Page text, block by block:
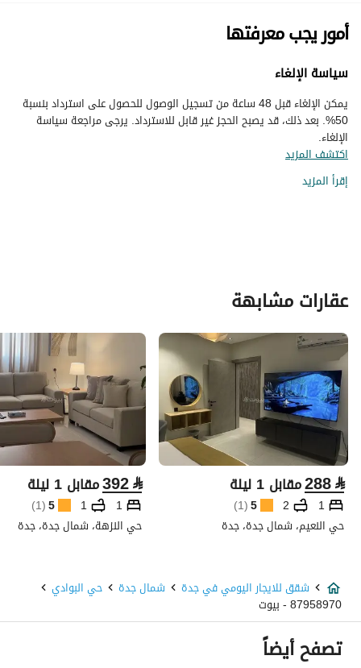
أمور يجب معرفتها
سياسة الإلغاء
يمكن الإلغاء قبل 48 ساعة من تسجيل الوصول للحصول على استرداد بنسبة
50%. بعد ذلك، قد يصبح الحجز غير قابل للاسترداد. يرجى مراجعة سياسة
الإلغاء.
اكتشف المزيد
إقرأ المزيد
عقارات مشابهة
⃁
288مقابل 1 ليلة
1
2
5
(
1
)
حي النعيم، شمال جدة، جدة
⃁
392مقابل 1 ليلة
1
1
5
(
1
)
حي النزهة، شمال جدة، جدة
شقق للايجار اليومي في جدة شمال جدة حي البوادي
87958970 - بيوت
تصفح أيضاً